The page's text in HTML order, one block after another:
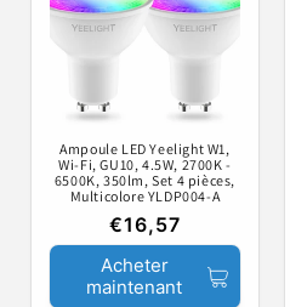
Ampoule LED Yeelight W1,
Wi-Fi, GU10, 4.5W, 2700K -
6500K, 350lm, Set 4 pièces,
Multicolore YLDP004-A
€16,57
Acheter
maintenant